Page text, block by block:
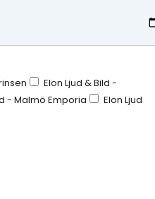
Elon Ljud & Bild -
- Malmö Emporia
Elon Ljud